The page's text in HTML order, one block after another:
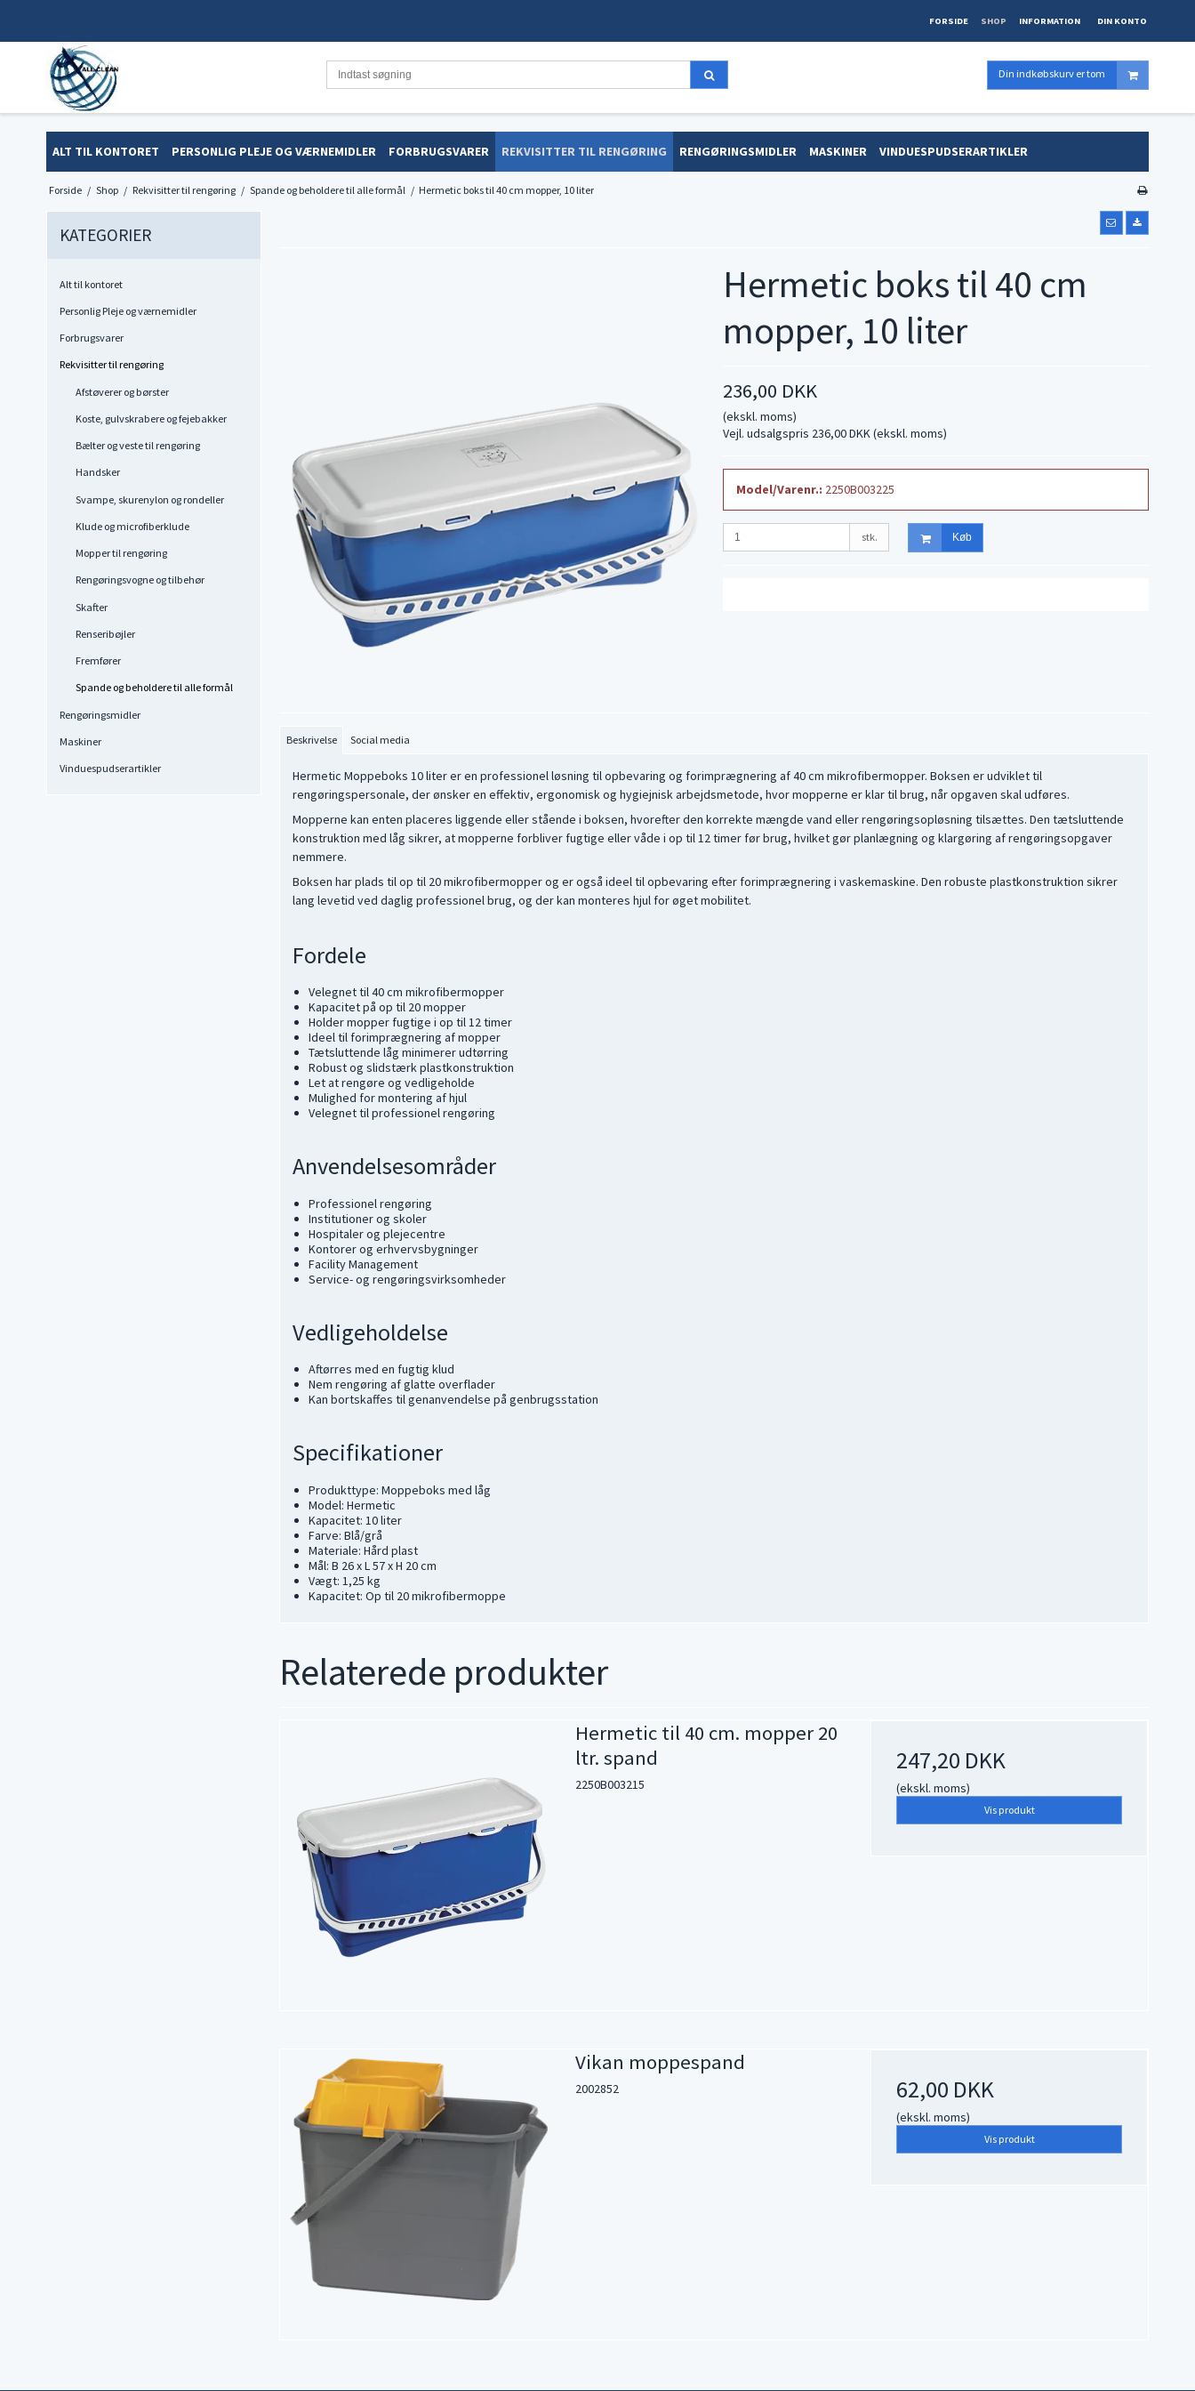
FORSIDE SHOP INFORMATION DIN KONTO
Din indkøbskurv er tom
ALT TIL KONTORET PERSONLIG PLEJE OG VÆRNEMIDLER FORBRUGSVARER REKVISITTER TIL RENGØRING RENGØRINGSMIDLER MASKINER VINDUESPUDSERARTIKLER
Forside / Shop / Rekvisitter til rengøring / Spande og beholdere til alle formål / Hermetic boks til 40 cm mopper, 10 liter
KATEGORIER
Alt til kontoret
Personlig Pleje og værnemidler
Forbrugsvarer
Rekvisitter til rengøring
Afstøverer og børster
Koste, gulvskrabere og fejebakker
Bælter og veste til rengøring
Handsker
Svampe, skurenylon og rondeller
Klude og microfiberklude
Mopper til rengøring
Rengøringsvogne og tilbehør
Skafter
Renseribøjler
Fremfører
Spande og beholdere til alle formål
Rengøringsmidler
Maskiner
Vinduespudserartikler
Hermetic boks til 40 cm
mopper, 10 liter
236,00 DKK
(ekskl. moms)
Vejl. udsalgspris 236,00 DKK(ekskl. moms)
Model/Varenr.: 2250B003225
stk. Køb
Beskrivelse Social media
Hermetic Moppeboks 10 liter er en professionel løsning til opbevaring og forimprægnering af 40 cm mikrofibermopper. Boksen er udviklet til
rengøringspersonale, der ønsker en effektiv, ergonomisk og hygiejnisk arbejdsmetode, hvor mopperne er klar til brug, når opgaven skal udføres.
Mopperne kan enten placeres liggende eller stående i boksen, hvorefter den korrekte mængde vand eller rengøringsopløsning tilsættes. Den tætsluttende
konstruktion med låg sikrer, at mopperne forbliver fugtige eller våde i op til 12 timer før brug, hvilket gør planlægning og klargøring af rengøringsopgaver
nemmere.
Boksen har plads til op til 20 mikrofibermopper og er også ideel til opbevaring efter forimprægnering i vaskemaskine. Den robuste plastkonstruktion sikrer
lang levetid ved daglig professionel brug, og der kan monteres hjul for øget mobilitet.
Fordele
Velegnet til 40 cm mikrofibermopper
Kapacitet på op til 20 mopper
Holder mopper fugtige i op til 12 timer
Ideel til forimprægnering af mopper
Tætsluttende låg minimerer udtørring
Robust og slidstærk plastkonstruktion
Let at rengøre og vedligeholde
Mulighed for montering af hjul
Velegnet til professionel rengøring
Anvendelsesområder
Professionel rengøring
Institutioner og skoler
Hospitaler og plejecentre
Kontorer og erhvervsbygninger
Facility Management
Service- og rengøringsvirksomheder
Vedligeholdelse
Aftørres med en fugtig klud
Nem rengøring af glatte overflader
Kan bortskaffes til genanvendelse på genbrugsstation
Specifikationer
Produkttype: Moppeboks med låg
Model: Hermetic
Kapacitet: 10 liter
Farve: Blå/grå
Materiale: Hård plast
Mål: B 26 x L 57 x H 20 cm
Vægt: 1,25 kg
Kapacitet: Op til 20 mikrofibermoppe
Relaterede produkter
Hermetic til 40 cm. mopper 20
ltr. spand
2250B003215
247,20 DKK
(ekskl. moms)
Vis produkt
Vikan moppespand
2002852 62,00 DKK
(ekskl. moms)
Vis produkt